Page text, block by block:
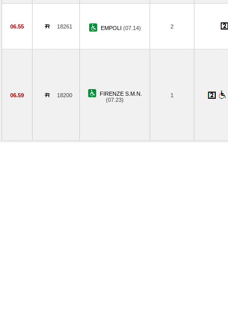
06.55 18261 EMPOLI (07.14) 2
06.59 18200
FIRENZE S.M.N.
(07.23)
1